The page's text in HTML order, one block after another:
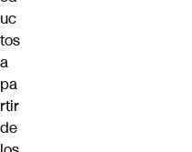
uc
tos
a
pa
rtir
de